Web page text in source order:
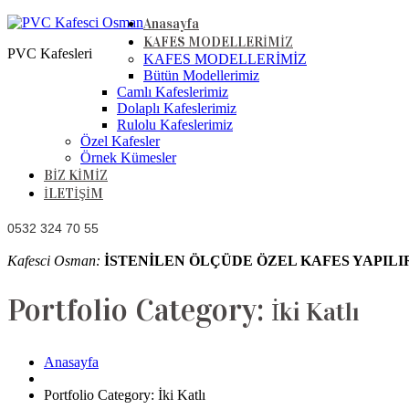
PVC Kafesleri
Anasayfa
KAFES MODELLERİMİZ
KAFES MODELLERİMİZ
Bütün Modellerimiz
Camlı Kafeslerimiz
Dolaplı Kafeslerimiz
Rulolu Kafeslerimiz
Özel Kafesler
Örnek Kümesler
BİZ KİMİZ
İLETİŞİM
0532 324 70 55
Kafesci Osman: İSTENİLEN ÖLÇÜDE ÖZEL KAFES
Portfolio Category: İki Katlı
Anasayfa
Portfolio Category: İki Katlı